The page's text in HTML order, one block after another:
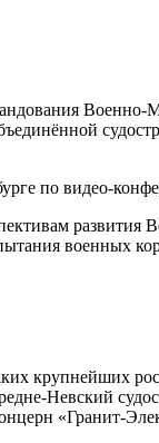
по видео-
военных
крупнейших
Невский
«Гранит-